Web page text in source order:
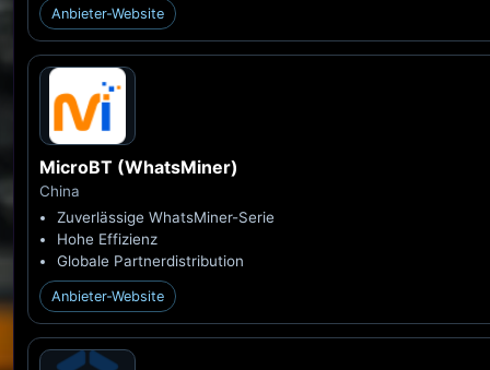
Anbieter-Website
MicroBT (WhatsMiner)
China
Zuverlässige WhatsMiner-Serie
Hohe Effizienz
Globale Partnerdistribution
Anbieter-Website